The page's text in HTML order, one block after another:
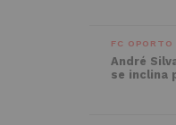
FC OPORTO
André
se inclina